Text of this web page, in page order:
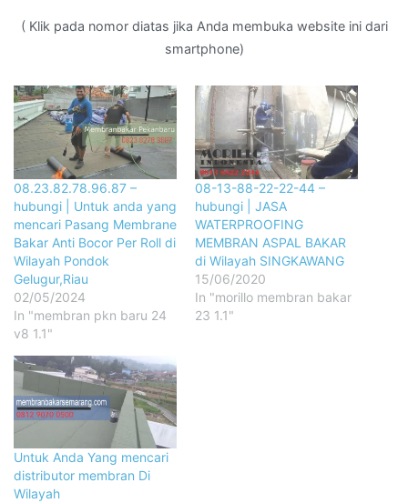
( Klik pada nomor diatas jika Anda membuka website ini dari
smartphone)
08.23.82.78.96.87 –
hubungi | Untuk anda yang
mencari Pasang Membrane
Bakar Anti Bocor Per Roll di
Wilayah Pondok
Gelugur,Riau
02/05/2024
In "membran pkn baru 24
v8 1.1"
08-13-88-22-22-44 –
hubungi | JASA
WATERPROOFING
MEMBRAN ASPAL BAKAR
di Wilayah SINGKAWANG
15/06/2020
In "morillo membran bakar
23 1.1"
Untuk Anda Yang mencari
distributor membran Di
Wilayah